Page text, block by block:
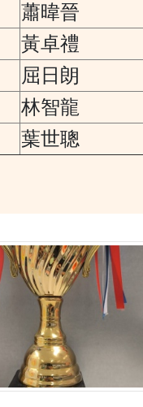
蕭暐晉
黃卓禮
屈日朗
林智龍
葉世聰